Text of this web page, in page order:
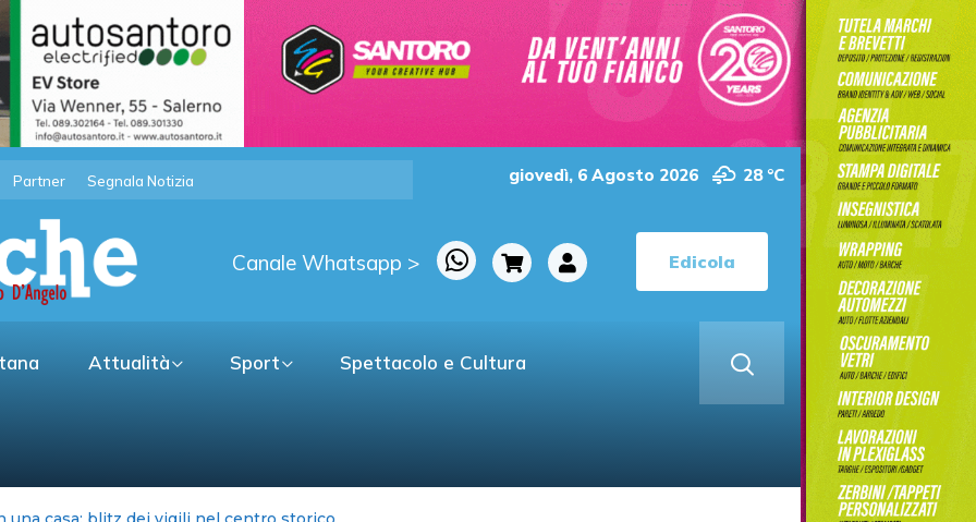
Partner Segnala Notizia giovedì, 6 Agosto 2026 28 °C
Canale Whatsapp > Edicola
Attualità Sport Spettacolo e Cultura